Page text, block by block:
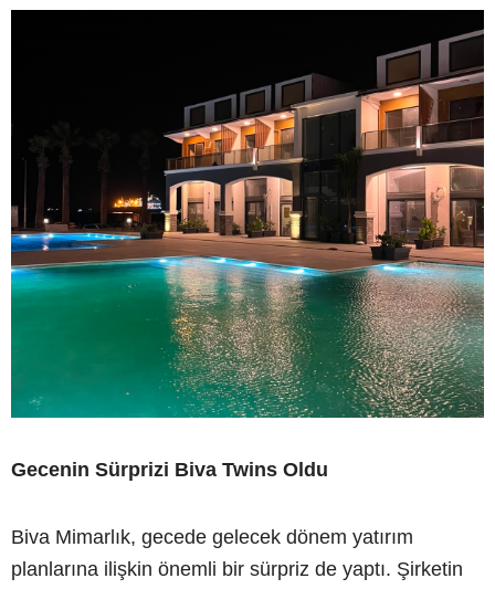
Gecenin Sürprizi Biva Twins Oldu
Biva Mimarlık, gecede gelecek dönem yatırım
planlarına ilişkin önemli bir sürpriz de yaptı. Şirketin